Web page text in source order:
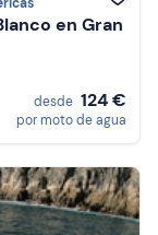
en Gran
desde 124 €
por moto de agua